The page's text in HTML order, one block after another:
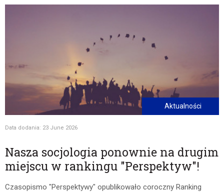
Aktualności
Data dodania: 23 June 2026
Nasza socjologia ponownie na drugim
miejscu w rankingu "Perspektyw"!
Czasopismo "Perspektywy" opublikowało coroczny Ranking